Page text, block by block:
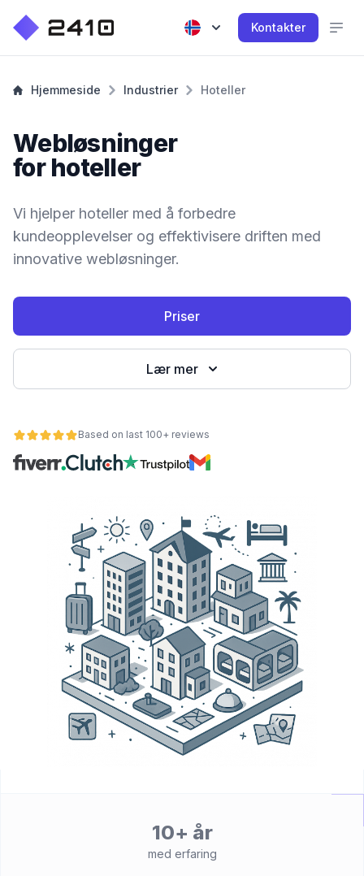
Kontakter
Hjemmeside Industrier Hoteller
Webløsninger
for hoteller
Vi hjelper hoteller med å forbedre
kundeopplevelser og effektivisere driften med
innovative webløsninger.
Priser
Lær mer
Based on last 100+ reviews
10+ år
med erfaring